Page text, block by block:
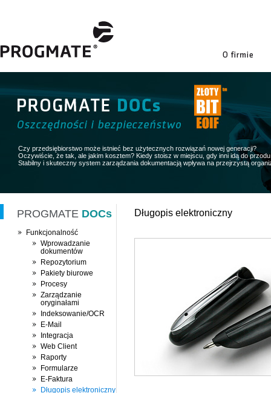
Czy przedsiębiorstwo może istnieć bez użytecznych rozwiązań nowej generacji?
Oczywiście, że tak, ale jakim kosztem? Kiedy stoisz w miejscu, gdy inni idą do
Stabilny i skuteczny system zarządzania dokumentacją wpływa na przejrzystą
PROGMATE DOCs
Funkcjonalność
Wprowadzanie
dokumentów
Repozytorium
Pakiety biurowe
Procesy
Zarządzanie
oryginałami
Indeksowanie/OCR
E-Mail
Integracja
Web Client
Raporty
Formularze
E-Faktura
Długopis elektroniczny
Długopis elektroniczny